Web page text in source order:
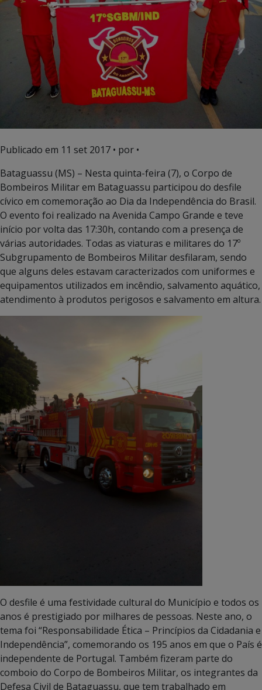
Publicado em 11 set 2017 • por •
Bataguassu (MS) – Nesta quinta-feira (7), o Corpo de
Bombeiros Militar em Bataguassu participou do desfile
cívico em comemoração ao Dia da Independência do Brasil.
O evento foi realizado na Avenida Campo Grande e teve
início por volta das 17:30h, contando com a presença de
várias autoridades. Todas as viaturas e militares do 17º
Subgrupamento de Bombeiros Militar desfilaram, sendo
que alguns deles estavam caracterizados com uniformes e
equipamentos utilizados em incêndio, salvamento aquático,
atendimento à produtos perigosos e salvamento em altura.
O desfile é uma festividade cultural do Município e todos os
anos é prestigiado por milhares de pessoas. Neste ano, o
tema foi “Responsabilidade Ética – Princípios da Cidadania e
Independência”, comemorando os 195 anos em que o País é
independente de Portugal. Também fizeram parte do
comboio do Corpo de Bombeiros Militar, os integrantes da
Defesa Civil de Bataguassu, que tem trabalhado em